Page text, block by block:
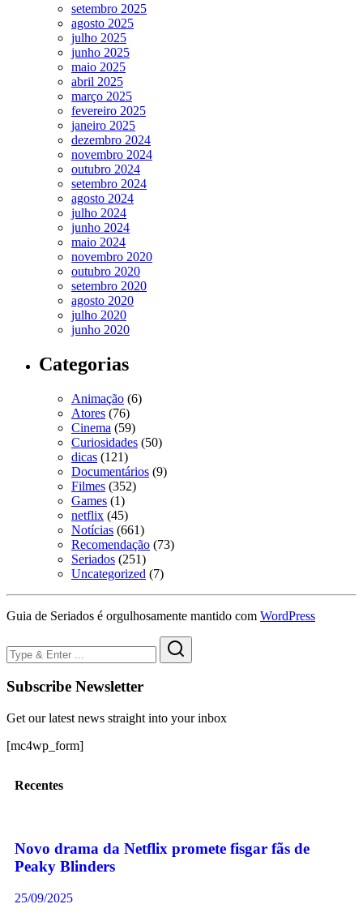
setembro 2025
agosto 2025
julho 2025
junho 2025
maio 2025
abril 2025
março 2025
fevereiro 2025
janeiro 2025
dezembro 2024
novembro 2024
outubro 2024
setembro 2024
agosto 2024
julho 2024
junho 2024
maio 2024
novembro 2020
outubro 2020
setembro 2020
agosto 2020
julho 2020
junho 2020
Categorias
Animação (6)
Atores (76)
Cinema (59)
Curiosidades (50)
dicas (121)
Documentários (9)
Filmes (352)
Games (1)
netflix (45)
Notícias (661)
Recomendação (73)
Seriados (251)
Uncategorized (7)
Guia de Seriados é orgulhosamente mantido com WordPress
Subscribe Newsletter
Get our latest news straight into your inbox
[mc4wp_form]
Recentes
Novo drama da Netflix promete fisgar fãs de
Peaky Blinders
25/09/2025